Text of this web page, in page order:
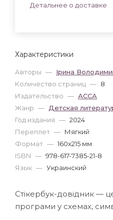
Характеристики
Авторы — Ірина
Количество страниц — 8
Издательство — АССА
Жанр — Детская
Год издания — 2024
Переплет — Мягкий
Формат — 160x215 мм
ISBN — 978-617-7385-21-8
Язык — Украинский
Детальнее о доставке
Стікербук-довідник —
програми у схемах,